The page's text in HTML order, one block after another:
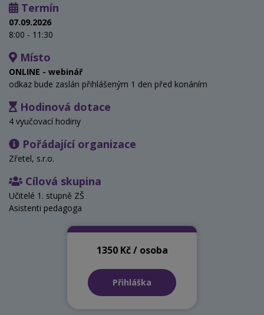
Termín
07.09.2026
8:00 - 11:30
Místo
ONLINE - webinář
odkaz bude zaslán přihlášeným 1 den před konáním
Hodinová dotace
4 vyučovací hodiny
Pořádající organizace
Zřetel, s.r.o.
Cílová skupina
Učitelé 1. stupně ZŠ
Asistenti pedagoga
1350 Kč / osoba
Přihláška